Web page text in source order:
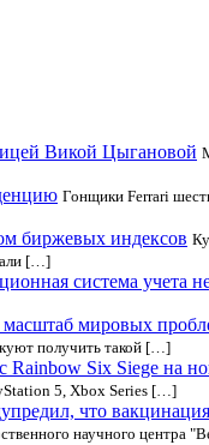
Викой Цыгановой
Гонщики Ferrari
биржевых индексов
[…]
система учета
мировых
получить такой […]
Rainbow Six Siege на
5, Xbox Series […]
что
научного центра